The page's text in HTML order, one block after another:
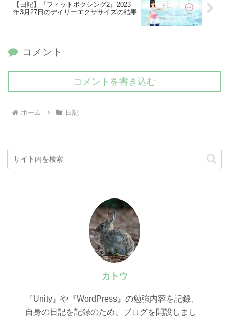
【日記】『フィットボクシング2』2023
年3月27日のデイリーエクササイズの結果
コメント
コメントを書き込む
ホーム 日記
カトウ
『Unity』や『WordPress』の勉強内容を記録、
自身の日記を記録のため、ブログを開設しまし